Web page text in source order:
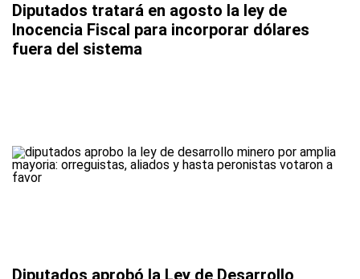
Diputados tratará en agosto la ley de
Inocencia Fiscal para incorporar dólares
fuera del sistema